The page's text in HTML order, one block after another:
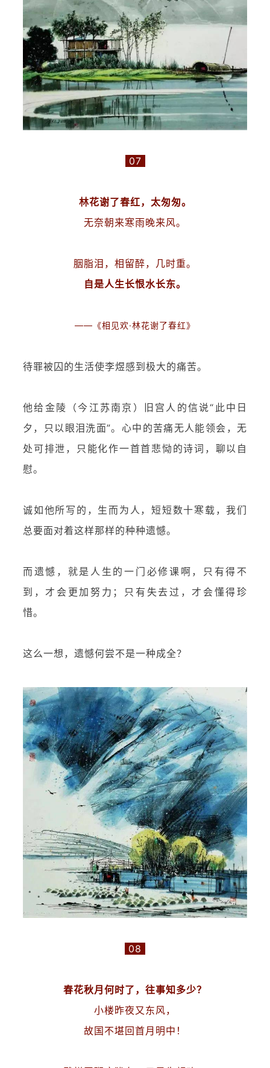
07
林花谢了春红，太匆匆。
无奈朝来寒雨晚来风。
胭脂泪，相留醉，几时重。
自是人生长恨水长东。
——《相见欢·林花谢了春红》
待罪被囚的生活使李煜感到极大的痛苦。
他给金陵（今江苏南京）旧宫人的信说“此中日
夕，只以眼泪洗面”。心中的苦痛无人能领会，无
处可排泄，只能化作一首首悲恸的诗词，聊以自
慰。
诚如他所写的，生而为人，短短数十寒载，我们
总要面对着这样那样的种种遗憾。
而遗憾，就是人生的一门必修课啊，只有得不
到，才会更加努力；只有失去过，才会懂得珍
惜。
这么一想，遗憾何尝不是一种成全？
08
春花秋月何时了，往事知多少？
小楼昨夜又东风，
故国不堪回首月明中！